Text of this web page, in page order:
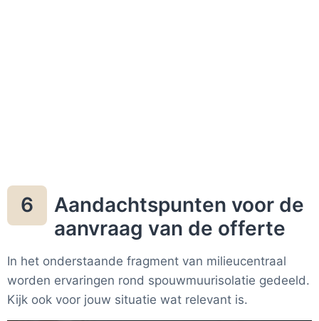
6
Aandachtspunten voor de
aanvraag van de offerte
In het onderstaande fragment van milieucentraal
worden ervaringen rond spouwmuurisolatie gedeeld.
Kijk ook voor jouw situatie wat relevant is.